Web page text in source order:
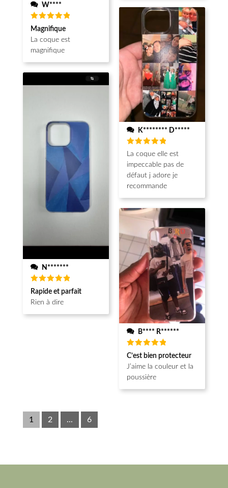
W****
Note5
sur 5
Magnifique
La coque est
magnifique
N*******
Note 5
sur 5
Rapide et parfait
Rien à dire
K******** D*****
Note5
sur 5
La coque elle est
impeccable pas de
défaut j adore je
recommande
B**** R******
Note5
sur 5
C’est bien protecteur
J’aime la couleur et la
poussière
1 2 ... 6